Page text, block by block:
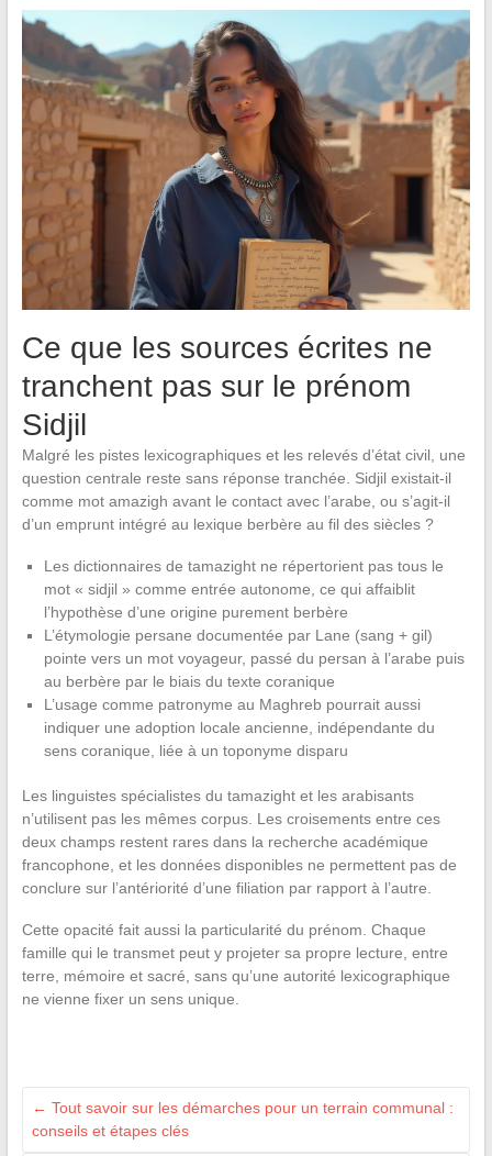
Ce que les sources écrites ne
tranchent pas sur le prénom
Sidjil
Malgré les pistes lexicographiques et les relevés d’état civil, une
question centrale reste sans réponse tranchée. Sidjil existait-il
comme mot amazigh avant le contact avec l’arabe, ou s’agit-il
d’un emprunt intégré au lexique berbère au fil des siècles ?
Les dictionnaires de tamazight ne répertorient pas tous le
mot « sidjil » comme entrée autonome, ce qui affaiblit
l’hypothèse d’une origine purement berbère
L’étymologie persane documentée par Lane (sang + gil)
pointe vers un mot voyageur, passé du persan à l’arabe puis
au berbère par le biais du texte coranique
L’usage comme patronyme au Maghreb pourrait aussi
indiquer une adoption locale ancienne, indépendante du
sens coranique, liée à un toponyme disparu
Les linguistes spécialistes du tamazight et les arabisants
n’utilisent pas les mêmes corpus. Les croisements entre ces
deux champs restent rares dans la recherche académique
francophone, et les données disponibles ne permettent pas de
conclure sur l’antériorité d’une filiation par rapport à l’autre.
Cette opacité fait aussi la particularité du prénom. Chaque
famille qui le transmet peut y projeter sa propre lecture, entre
terre, mémoire et sacré, sans qu’une autorité lexicographique
ne vienne fixer un sens unique.
← Tout savoir sur les démarches pour un terrain communal :
conseils et étapes clés